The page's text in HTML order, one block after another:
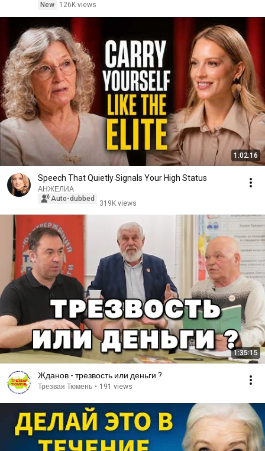
New
126K views
1:02:16
Speech That Quietly Signals Your High Status
АНЖЕЛИА
Auto-dubbed
319K views
1:35:15
Жданов - трезвость или деньги ?
Трезвая Тюмень • 191 views